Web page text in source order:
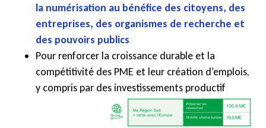
la numérisation au bénéfice des citoyens, des
entreprises, des organismes de recherche et
des pouvoirs publics
Pour renforcer la croissance durable et la
compétitivité des PME et leur création d’emplois,
y compris par des investissements productif